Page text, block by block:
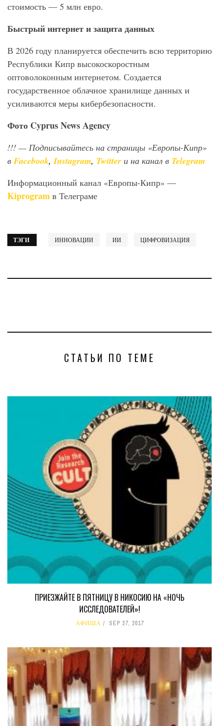
стоимость — 5 млн евро.
Быстрый интернет и защита данных
В 2026 году планируется обеспечить всю территорию
Республики Кипр высокоскоростным
оптоволоконным интернетом. Создается
государственное облачное хранилище данных и
усиливаются меры кибербезопасности.
Фото CyprusNewsAgency
!!! — Подписывайтесь на страницы «Европы-Кипр»
вFacebook,Instagram, Twitter и на канал в Telegram
Информационный канал «Европы-Кипр» —
Kiprogram в Телеграме
ТЭГИ ИННОВАЦИИ ИИ ЦИФРОВИЗАЦИЯ
СТАТЬИ ПО ТЕМЕ
ПРИЕЗЖАЙТЕ В ПЯТНИЦУ В НИКОСИЮ НА «НОЧЬ
ИССЛЕДОВАТЕЛЕЙ»!
АФИША SEP 27, 2017